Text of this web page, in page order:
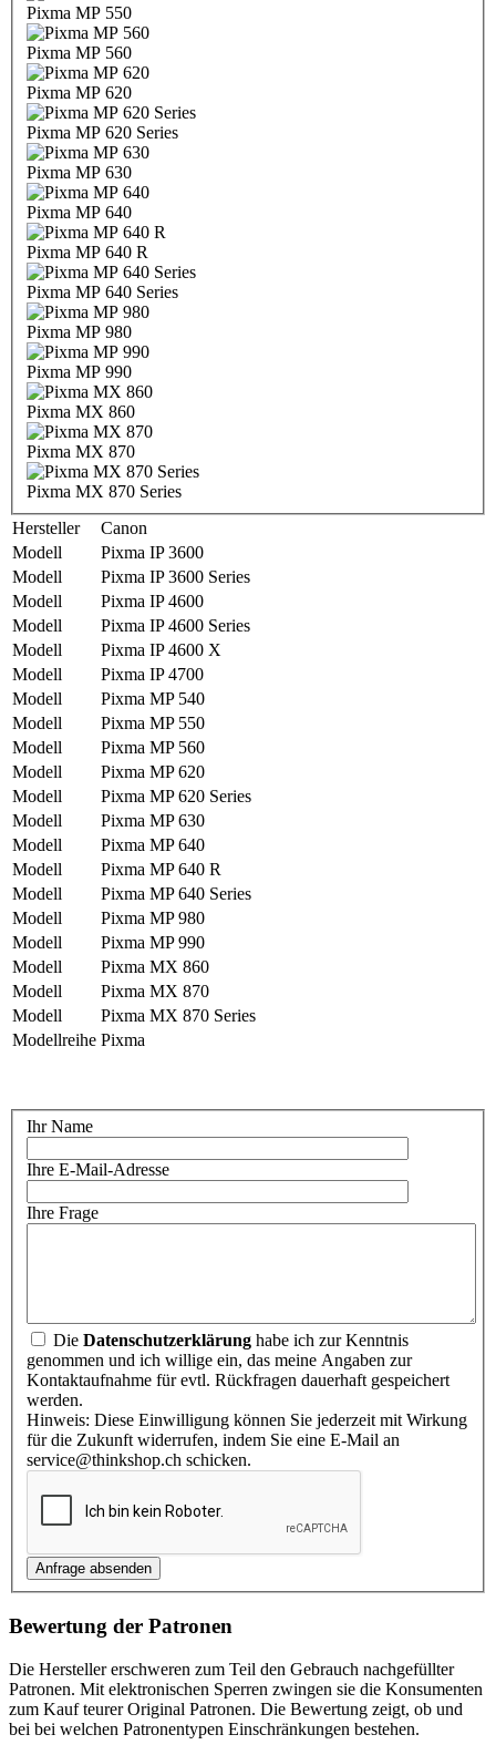
Pixma MP 550
Pixma MP 560
Pixma MP 620
Pixma MP 620 Series
Pixma MP 630
Pixma MP 640
Pixma MP 640 R
Pixma MP 640 Series
Pixma MP 980
Pixma MP 990
Pixma MX 860
Pixma MX 870
Pixma MX 870 Series
Hersteller
Canon
Modell
Pixma IP 3600
Modell
Pixma IP 3600 Series
Modell
Pixma IP 4600
Modell
Pixma IP 4600 Series
Modell
Pixma IP 4600 X
Modell
Pixma IP 4700
Modell
Pixma MP 540
Modell
Pixma MP 550
Modell
Pixma MP 560
Modell
Pixma MP 620
Modell
Pixma MP 620 Series
Modell
Pixma MP 630
Modell
Pixma MP 640
Modell
Pixma MP 640 R
Modell
Pixma MP 640 Series
Modell
Pixma MP 980
Modell
Pixma MP 990
Modell
Pixma MX 860
Modell
Pixma MX 870
Modell
Pixma MX 870 Series
Modellreihe Pixma
Ihr Name
Ihre E-Mail-Adresse
Ihre Frage
Die Datenschutzerklärung habe ich zur Kenntnis
genommen und ich willige ein, das meine Angaben zur
Kontaktaufnahme für evtl. Rückfragen dauerhaft gespeichert
werden.
Hinweis: Diese Einwilligung können Sie jederzeit mit Wirkung
für die Zukunft widerrufen, indem Sie eine E-Mail an
service@thinkshop.ch schicken.
Bewertung der Patronen
Die Hersteller erschweren zum Teil den Gebrauch nachgefüllter
Patronen. Mit elektronischen Sperren zwingen sie die Konsumenten
zum Kauf teurer Original Patronen. Die Bewertung zeigt, ob und
bei bei welchen Patronentypen Einschränkungen bestehen.